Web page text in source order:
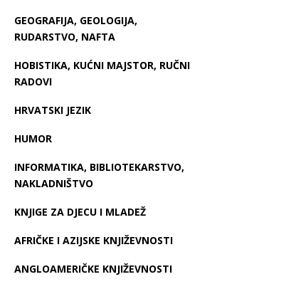
GEOGRAFIJA, GEOLOGIJA,
RUDARSTVO, NAFTA
HOBISTIKA, KUĆNI MAJSTOR, RUČNI
RADOVI
HRVATSKI JEZIK
HUMOR
INFORMATIKA, BIBLIOTEKARSTVO,
NAKLADNIŠTVO
KNJIGE ZA DJECU I MLADEŽ
AFRIČKE I AZIJSKE KNJIŽEVNOSTI
ANGLOAMERIČKE KNJIŽEVNOSTI